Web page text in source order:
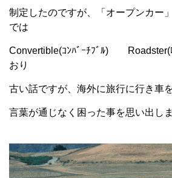
制定したのですが、「オープンカー
では
Convertible(ｺﾝﾊﾞｰﾁﾌﾞﾙ) Roadster(ﾛ
おり
古い話ですが、海外に旅行に行き車
言葉が通じなく困った事を思い出しま